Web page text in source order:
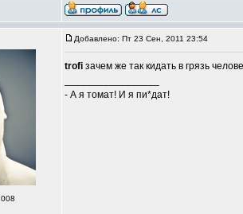
Добавлено: Пт 23 Сен, 2011 23:54
trofi зачем же так кидать в грязь
- А я томат! И я пи*дат!